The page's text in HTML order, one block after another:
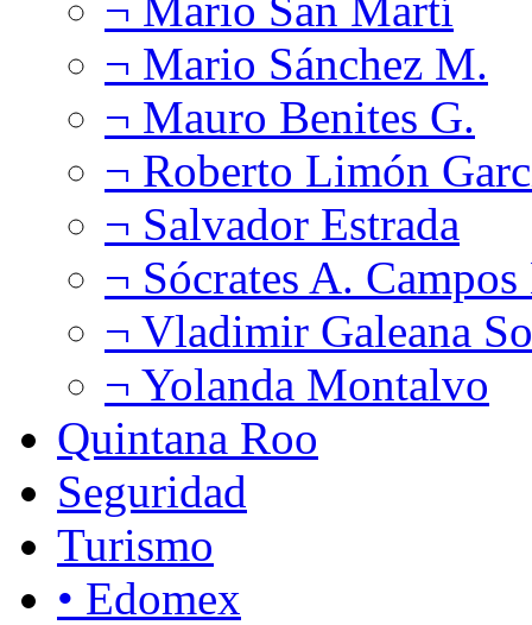
¬ Mario Sánchez M.
¬ Mauro Benites G.
¬ Roberto Limón
¬ Salvador Estrada
¬ Sócrates A.
¬ Vladimir Galeana
¬ Yolanda Montalvo
Quintana Roo
Seguridad
Turismo
• Edomex